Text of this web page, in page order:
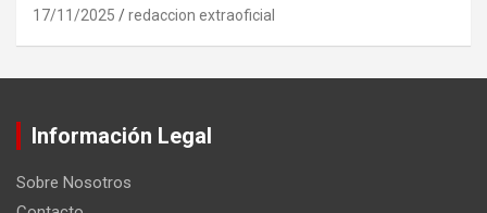
17/11/2025 redaccion extraoficial
Información Legal
Sobre Nosotros